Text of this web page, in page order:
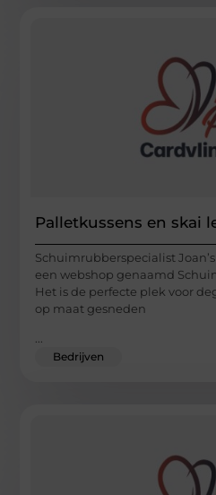
Palletkussens en skai
Schuimrubberspecialist
een webshop genaamd
Het is de perfecte plek voor
op maat gesneden
...
Bedrijven